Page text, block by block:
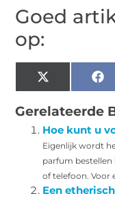
Goed
op:
X
(Twitter)
Gerelateerde
Hoe kunt u
Eigenlijk wordt
parfum
of telefoon. Voor
Een